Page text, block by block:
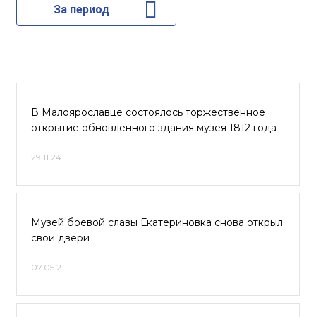
За период
В Малоярославце состоялось торжественное
открытие обновлённого здания музея 1812 года
29.11.24
Музей боевой славы Екатериновка снова открыл
свои двери
07.05.21